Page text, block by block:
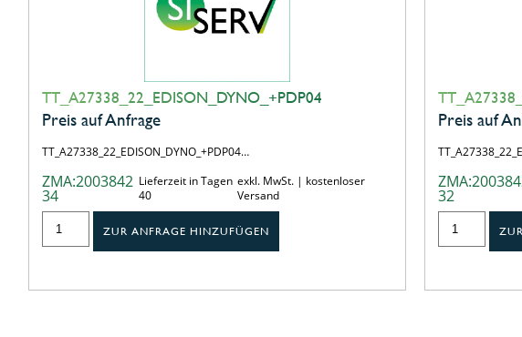
TT_A27338_22_EDISON_DYNO_+PDP04
Preis auf Anfrage
TT_A27338_22_EDISON_DYNO_+PDP04…
ZMA:2003842
34
Lieferzeit in Tagen
40
exkl. MwSt. | kostenloser
Versand
ZUR ANFRAGE HINZUFÜGEN
Preis auf
32